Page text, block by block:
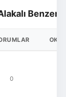
Benzer
0